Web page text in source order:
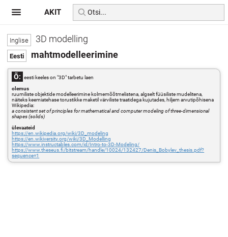
3D modelling
mahtmodelleerimine
Õ:
eesti keeles on "3D" tarbetu laen
olemus
ruumiliste objektide modelleerimine kolmemõõtmelistena, algselt füüsiliste mudelitena,
näiteks keemiatehase torustikke maketil värviliste traatidega kujutades, hiljem arvutipõhisena
Wikipedia:
a consistent set of principles for mathematical and computer modeling of three-dimensional
shapes (solids)
ülevaateid
https://en.wikipedia.org/wiki/3D_modeling
https://en.wikiversity.org/wiki/3D_Modelling
https://www.instructables.com/id/Intro-to-3D-Modeling/
https://www.theseus.fi/bitstream/handle/10024/132427/Denis_Bobylev_thesis.pdf?
sequence=1
AKIT